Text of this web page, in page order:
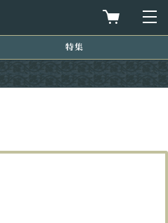
買物カゴを
特集